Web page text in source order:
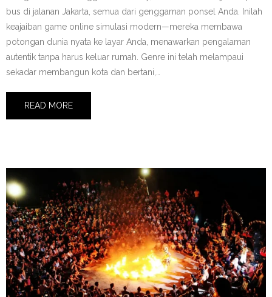
bus di jalanan Jakarta, semua dari genggaman ponsel Anda. Inilah
keajaiban game online simulasi modern—mereka membawa
potongan dunia nyata ke layar Anda, menawarkan pengalaman
autentik tanpa harus keluar rumah. Genre ini telah melampaui
sekadar membangun kota dan bertani,…
READ MORE